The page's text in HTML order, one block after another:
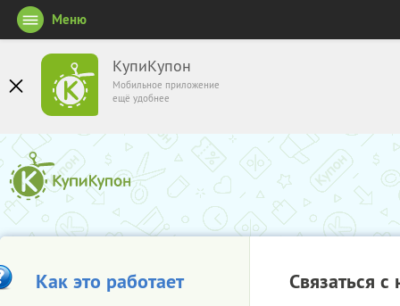
КупиКупон
Мобильное приложение
ещё удобнее
Меню
Как это работает
Связаться с